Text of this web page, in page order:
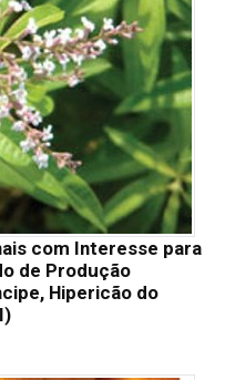
com Interesse para
de Produção
Hipericão do